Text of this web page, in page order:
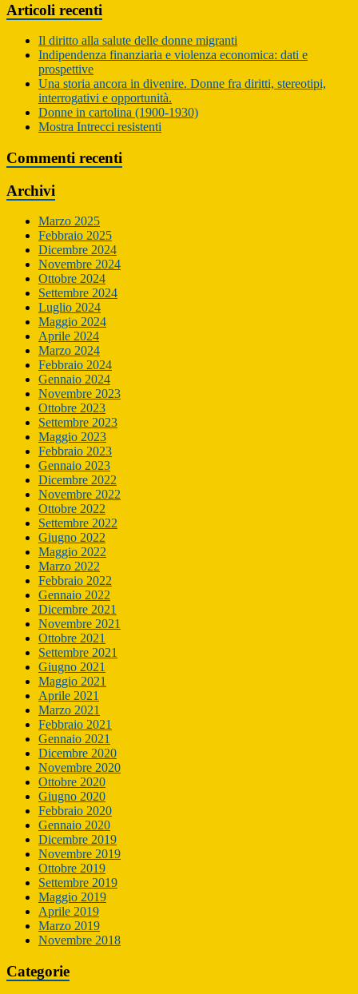
Articoli recenti
Il diritto alla salute delle donne migranti
Indipendenza finanziaria e violenza economica: dati e
prospettive
Una storia ancora in divenire. Donne fra diritti, stereotipi,
interrogativi e opportunità.
Donne in cartolina (1900-1930)
Mostra Intrecci resistenti
Commenti recenti
Archivi
Marzo 2025
Febbraio 2025
Dicembre 2024
Novembre 2024
Ottobre 2024
Settembre 2024
Luglio 2024
Maggio 2024
Aprile 2024
Marzo 2024
Febbraio 2024
Gennaio 2024
Novembre 2023
Ottobre 2023
Settembre 2023
Maggio 2023
Febbraio 2023
Gennaio 2023
Dicembre 2022
Novembre 2022
Ottobre 2022
Settembre 2022
Giugno 2022
Maggio 2022
Marzo 2022
Febbraio 2022
Gennaio 2022
Dicembre 2021
Novembre 2021
Ottobre 2021
Settembre 2021
Giugno 2021
Maggio 2021
Aprile 2021
Marzo 2021
Febbraio 2021
Gennaio 2021
Dicembre 2020
Novembre 2020
Ottobre 2020
Giugno 2020
Febbraio 2020
Gennaio 2020
Dicembre 2019
Novembre 2019
Ottobre 2019
Settembre 2019
Maggio 2019
Aprile 2019
Marzo 2019
Novembre 2018
Categorie